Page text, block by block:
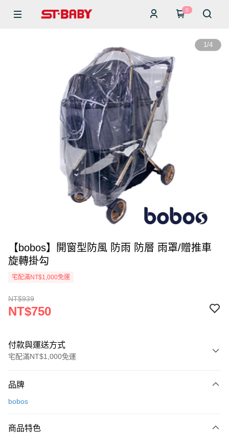
0
1/4
【bobos】開窗型防風 防雨 防層 雨罩/贈推車
旋轉掛勾
宅配滿NT$1,000免運
NT$939
NT$750
付款與運送方式
宅配滿NT$1,000免運
信用卡一次付款
街口支付
品牌
bobos
商品特色